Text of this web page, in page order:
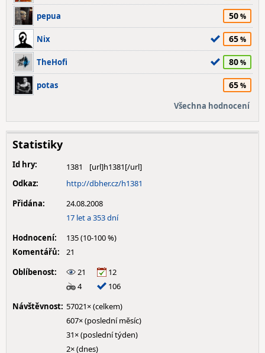
pepua 50
Nix 65
TheHofi 80
potas 65
Všechna hodnocení
Statistiky
Id hry:
1381
Odkaz:
http://dbher.cz/h1381
Přidána:
24.08.2008
17 let a 353 dní
Hodnocení:
135 (10-100 %)
Komentářů:
21
Oblíbenost:
21
12
4
106
Návštěvnost: 57021× (celkem)
607× (poslední měsíc)
31× (poslední týden)
2× (dnes)